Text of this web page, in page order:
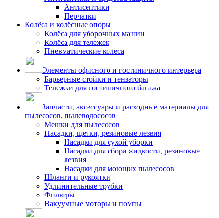
Антисептики
Перчатки
Колёса и колёсные опоры
Колёса для уборочных машин
Колёса для тележек
Пневматические колеса
Элементы офисного и гостиничного интерьера
Барьерные стойки и тензаторы
Тележки для гостиничного багажа
Запчасти, аксессуары и расходные материалы для
пылесосов, пылеводососов
Мешки для пылесосов
Насадки, щётки, резиновые лезвия
Насадки для сухой уборки
Насадки для сбора жидкости, резиновые
лезвия
Насадки для моющих пылесосов
Шланги и рукоятки
Удлинительные трубки
Фильтры
Вакуумные моторы и помпы